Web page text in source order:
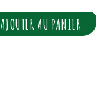
AJOUTER AU PANIER